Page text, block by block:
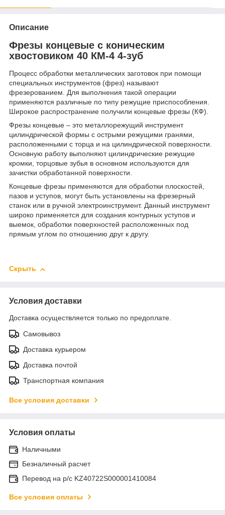
Описание
Фрезы концевые с коническим
хвостовиком 40 КМ-4 4-зуб
Процесс обработки металлических заготовок при помощи
специальных инструментов (фрез) называют
фрезерованием. Для выполнения такой операции
применяются различные по типу режущие приспособления.
Широкое распространение получили концевые фрезы (КФ).
Фрезы концевые – это металлорежущий инструмент
цилиндрической формы с острыми режущими гранями,
расположенными с торца и на цилиндрической поверхности.
Основную работу выполняют цилиндрические режущие
кромки, торцовые зубья в основном используются для
зачистки обработанной поверхности.
Концевые фрезы применяются для обработки плоскостей,
пазов и уступов, могут быть установлены на фрезерный
станок или в ручной электроинструмент. Данный инструмент
широко применяется для создания контурных уступов и
выемок, обработки поверхностей расположенных под
прямым углом по отношению друг к другу.
Скрыть
Условия доставки
Доставка осуществляется только по предоплате.
Самовывоз
Доставка курьером
Доставка почтой
Транспортная компания
Все условия доставки
Условия оплаты
Наличными
Безналичный расчет
Перевод на р/с KZ40722S000001410084
Все условия оплаты